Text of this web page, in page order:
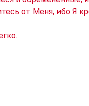
от Меня, ибо Я